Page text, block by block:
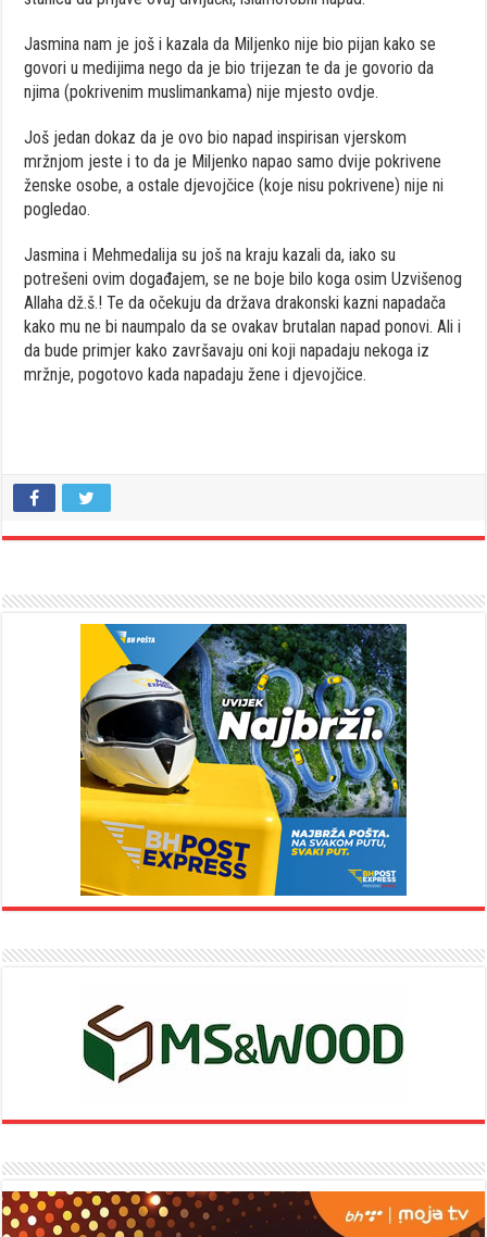
Jasmina nam je još i kazala da Miljenko nije bio pijan kako se
govori u medijima nego da je bio trijezan te da je govorio da
njima (pokrivenim muslimankama) nije mjesto ovdje.
Još jedan dokaz da je ovo bio napad inspirisan vjerskom
mržnjom jeste i to da je Miljenko napao samo dvije pokrivene
ženske osobe, a ostale djevojčice (koje nisu pokrivene) nije ni
pogledao.
Jasmina i Mehmedalija su još na kraju kazali da, iako su
potrešeni ovim događajem, se ne boje bilo koga osim Uzvišenog
Allaha dž.š.! Te da očekuju da država drakonski kazni napadača
kako mu ne bi naumpalo da se ovakav brutalan napad ponovi. Ali i
da bude primjer kako završavaju oni koji napadaju nekoga iz
mržnje, pogotovo kada napadaju žene i djevojčice.